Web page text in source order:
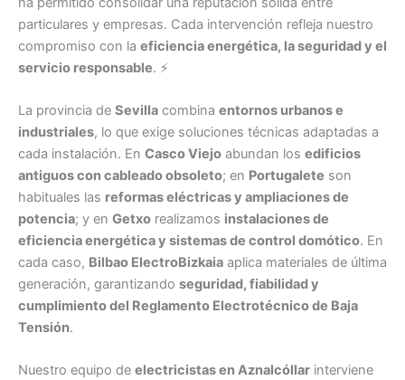
particulares y empresas. Cada intervención refleja nuestro
compromiso con la eficiencia energética, la seguridad y el
servicio responsable. ⚡
La provincia de Sevilla combina entornos urbanos e
industriales, lo que exige soluciones técnicas adaptadas a
cada instalación. En Casco Viejo abundan los edificios
antiguos con cableado obsoleto; en Portugalete son
habituales las reformas eléctricas y ampliaciones de
potencia; y en Getxo realizamos instalaciones de
eficiencia energética y sistemas de control domótico. En
cada caso, Bilbao ElectroBizkaia aplica materiales de última
generación, garantizando seguridad, fiabilidad y
cumplimiento del Reglamento Electrotécnico de Baja
Tensión.
Nuestro equipo de electricistas en Aznalcóllar interviene